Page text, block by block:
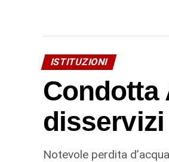
ISTITUZIONI
Condotta
Notevole perdita